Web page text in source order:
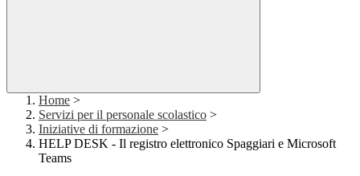
Home >
Servizi per il personale scolastico >
Iniziative di formazione >
HELP DESK - Il registro elettronico Spaggiari e Microsoft
Teams